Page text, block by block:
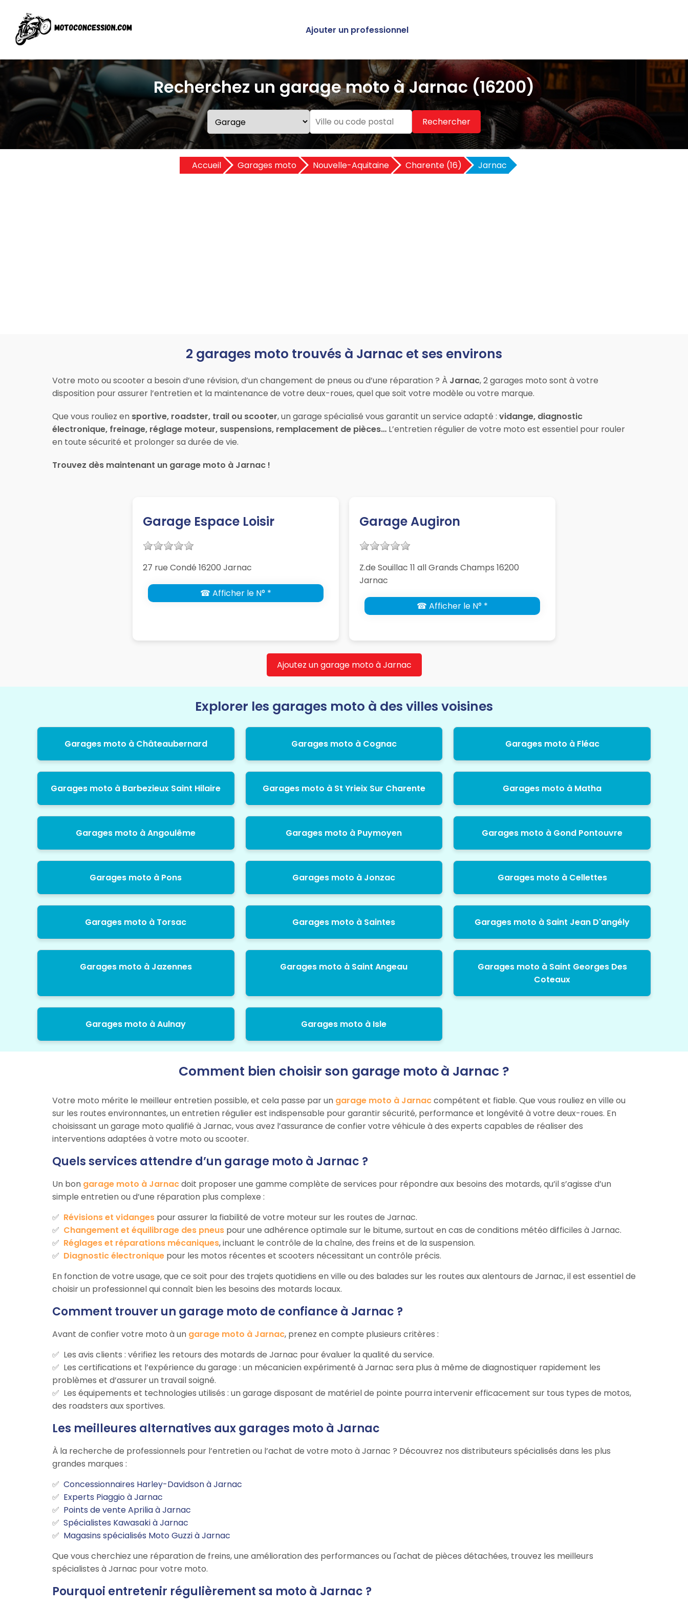
Ajouter un professionnel
Recherchez un garage moto à Jarnac (16200)
Rechercher
Accueil Garages moto Nouvelle-Aquitaine Charente (16) Jarnac
2 garages moto trouvés à Jarnac et ses environs
Votre moto ou scooter a besoin d’une révision, d’un changement de pneus ou d’une réparation ? À Jarnac, 2 garages moto sont à votre
disposition pour assurer l’entretien et la maintenance de votre deux-roues, quel que soit votre modèle ou votre marque.
Que vous rouliez en sportive, roadster, trail ou scooter, un garage spécialisé vous garantit un service adapté : vidange, diagnostic
électronique, freinage, réglage moteur, suspensions, remplacement de pièces… L’entretien régulier de votre moto est essentiel pour rouler
en toute sécurité et prolonger sa durée de vie.
Trouvez dès maintenant un garage moto à Jarnac !
Garage Espace Loisir
27 rue Condé 16200 Jarnac
☎ Afficher le N° *
Garage Augiron
Z.de Souillac 11 all Grands Champs 16200
Jarnac
☎ Afficher le N° *
Ajoutez un garage moto à Jarnac
Explorer les garages moto à des villes voisines
Garages moto à Châteaubernard Garages moto à Cognac Garages moto à Fléac
Garages moto à Barbezieux Saint Hilaire Garages moto à St Yrieix Sur Charente Garages moto à Matha
Garages moto à Angoulême Garages moto à Puymoyen Garages moto à Gond Pontouvre
Garages moto à Pons Garages moto à Jonzac Garages moto à Cellettes
Garages moto à Torsac Garages moto à Saintes Garages moto à Saint Jean D'angély
Garages moto à Jazennes Garages moto à Saint Angeau
Garages moto à Saint Georges Des
Coteaux
Garages moto à Aulnay Garages moto à Isle
Comment bien choisir son garage moto à Jarnac ?
Votre moto mérite le meilleur entretien possible, et cela passe par un garage moto à Jarnaccompétent et fiable. Que vous rouliez en ville ou
sur les routes environnantes, un entretien régulier est indispensable pour garantir sécurité, performance et longévité à votre deux-roues. En
choisissant un garage moto qualifié à Jarnac, vous avez l’assurance de confier votre véhicule à des experts capables de réaliser des
interventions adaptées à votre moto ou scooter.
Quels services attendre d’un garage moto à Jarnac ?
Un bon garage moto à Jarnacdoit proposer une gamme complète de services pour répondre aux besoins des motards, qu’il s’agisse d’un
simple entretien ou d’une réparation plus complexe :
Révisions et vidanges pour assurer la fiabilité de votre moteur sur les routes de Jarnac.
Changement et équilibrage des pneus pour une adhérence optimale sur le bitume, surtout en cas de conditions météo difficiles à Jarnac.
Réglages et réparations mécaniques, incluant le contrôle de la chaîne, des freins et de la suspension.
Diagnostic électronique pour les motos récentes et scooters nécessitant un contrôle précis.
En fonction de votre usage, que ce soit pour des trajets quotidiens en ville ou des balades sur les routes aux alentours de Jarnac, il est essentiel de
choisir un professionnel qui connaît bien les besoins des motards locaux.
Comment trouver un garage moto de confiance à Jarnac ?
Avant de confier votre moto à un garage moto à Jarnac, prenez en compte plusieurs critères :
Les avis clients : vérifiez les retours des motards de Jarnac pour évaluer la qualité du service.
Les certifications et l’expérience du garage : un mécanicien expérimenté à Jarnac sera plus à même de diagnostiquer rapidement les
problèmes et d’assurer un travail soigné.
Les équipements et technologies utilisés : un garage disposant de matériel de pointe pourra intervenir efficacement sur tous types de motos,
des roadsters aux sportives.
Les meilleures alternatives aux garages moto à Jarnac
À la recherche de professionnels pour l’entretien ou l’achat de votre moto à Jarnac ? Découvrez nos distributeurs spécialisés dans les plus
grandes marques :
Concessionnaires Harley-Davidson à Jarnac
Experts Piaggio à Jarnac
Points de vente Aprilia à Jarnac
Spécialistes Kawasaki à Jarnac
Magasins spécialisés Moto Guzzi à Jarnac
Que vous cherchiez une réparation de freins, une amélioration des performances ou l'achat de pièces détachées, trouvez les meilleurs
spécialistes à Jarnac pour votre moto.
Pourquoi entretenir régulièrement sa moto à Jarnac ?